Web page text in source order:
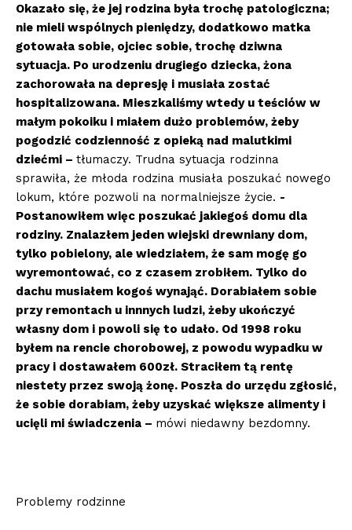
Okazało się, że jej rodzina była trochę patologiczna;
nie mieli wspólnych pieniędzy, dodatkowo matka
gotowała sobie, ojciec sobie, trochę dziwna
sytuacja. Po urodzeniu drugiego dziecka, żona
zachorowała na depresję i musiała zostać
hospitalizowana. Mieszkaliśmy wtedy u teściów w
małym pokoiku i miałem dużo problemów, żeby
pogodzić codzienność z opieką nad malutkimi
dziećmi – tłumaczy. Trudna sytuacja rodzinna
sprawiła, że młoda rodzina musiała poszukać nowego
lokum, które pozwoli na normalniejsze życie. -
Postanowiłem więc poszukać jakiegoś domu dla
rodziny. Znalazłem jeden wiejski drewniany dom,
tylko pobielony, ale wiedziałem, że sam mogę go
wyremontować, co z czasem zrobiłem. Tylko do
dachu musiałem kogoś wynająć. Dorabiałem sobie
przy remontach u innnych ludzi, żeby ukończyć
własny dom i powoli się to udało. Od 1998 roku
byłem na rencie chorobowej, z powodu wypadku w
pracy i dostawałem 600zł. Straciłem tą rentę
niestety przez swoją żonę. Poszła do urzędu zgłosić,
że sobie dorabiam, żeby uzyskać większe alimenty i
ucięli mi świadczenia – mówi niedawny bezdomny.
Problemy rodzinne